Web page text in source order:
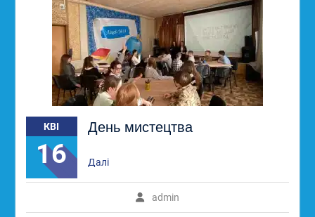
КВІ
16
День мистецтва
admin
Далі